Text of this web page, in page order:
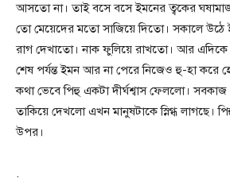
আসতো না। তাই বসে বসে ইমনের ত্বকের
তো মেয়েদের মতো সাজিয়ে দিতো। সকালে উঠে
রাগ দেখাতো। নাক ফুলিয়ে রাখতো। আর এদিকে
শেষ পর্যন্ত ইমন আর না পেরে নিজেও হু-হা করে
কথা ভেবে পিহু একটা দীর্ঘশ্বাস ফেললো।
তাকিয়ে দেখলো এখন মানুষটাকে স্নিগ্ধ লাগছে।
উপর।
.